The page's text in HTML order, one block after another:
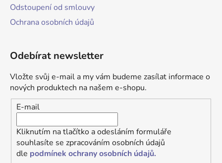
Odstoupení od smlouvy
Ochrana osobních údajů
Odebírat newsletter
Vložte svůj e-mail a my vám budeme zasílat informace o
nových produktech na našem e-shopu.
E-mail
Kliknutím na tlačítko a odesláním formuláře
souhlasíte se zpracováním osobních údajů
dle podmínek ochrany osobních údajů.